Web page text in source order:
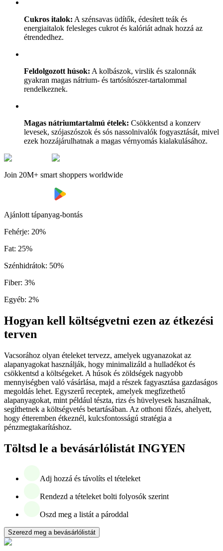
Cukros italok: A szénsavas üdítők, édesített teák és
energiaitalok felesleges cukrot és kalóriát adnak hozzá az
étrendedhez.
Feldolgozott húsok: A kolbászok, virslik és szalonnák
gyakran magas nátrium- és tartósítószer-tartalommal
rendelkeznek.
Magas nátriumtartalmú ételek: Csökkentsd a konzerv
levesek, szójaszószok és sós nassolnivalók fogyasztását, mivel
ezek hozzájárulhatnak a magas vérnyomás kialakulásához.
Join 20M+ smart shoppers worldwide
Ajánlott tápanyag-bontás
Fehérje: 20%
Fat: 25%
Szénhidrátok: 50%
Fiber: 3%
Egyéb: 2%
Hogyan kell költségvetni ezen az étkezési
terven
Vacsorához olyan ételeket tervezz, amelyek ugyanazokat az
alapanyagokat használják, hogy minimalizáld a hulladékot és
csökkentsd a költségeket. A húsok és zöldségek nagyobb
mennyiségben való vásárlása, majd a részek fagyasztása gazdaságos
megoldás lehet. Egyszerű receptek, amelyek megfizethető
alapanyagokat, mint például tészta, rizs és hüvelyesek használnak,
segíthetnek a költségvetés betartásában. Az otthoni főzés, ahelyett,
hogy étteremben étkeznél, kulcsfontosságú stratégia a
pénzmegtakarításhoz.
Töltsd le a bevásárlólistát INGYEN
Adj hozzá és távolíts el tételeket
Rendezd a tételeket bolti folyosók szerint
Oszd meg a listát a pároddal
Szerezd meg a bevásárlólistát